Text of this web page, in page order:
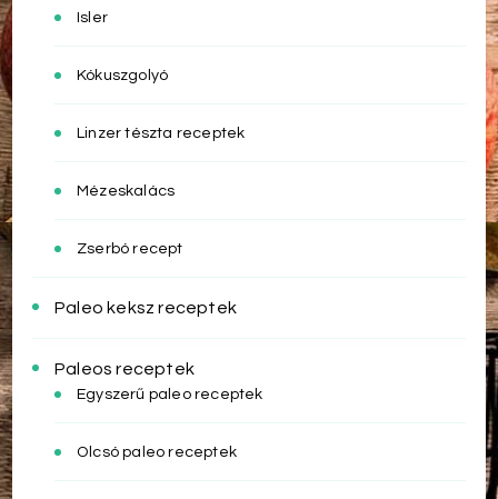
Isler
Kókuszgolyó
Linzer tészta receptek
Mézeskalács
Zserbó recept
Paleo keksz receptek
Paleos receptek
Egyszerű paleo receptek
Olcsó paleo receptek